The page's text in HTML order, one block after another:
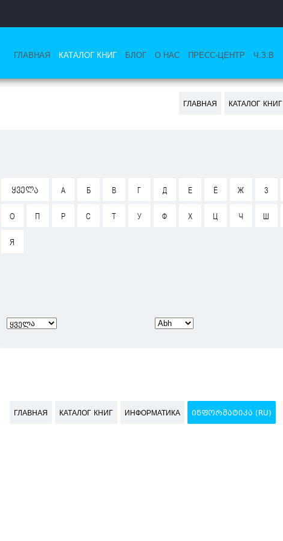
ГЛАВНАЯ КАТАЛОГ КНИГ БЛОГ О НАС ПРЕСС-ЦЕНТР Ч.З.В
ГЛАВНАЯ КАТАЛОГ КНИГ
ᲧᲕᲔᲚᲐ А Б В Г Д Е Ё Ж З
О П Р С Т У Ф Х Ц Ч Ш
Я
ГЛАВНАЯ КАТАЛОГ КНИГ ИНФОРМАТИКА ᲘᲜᲤᲝᲠᲛᲐᲢᲘᲙᲐ (RU)